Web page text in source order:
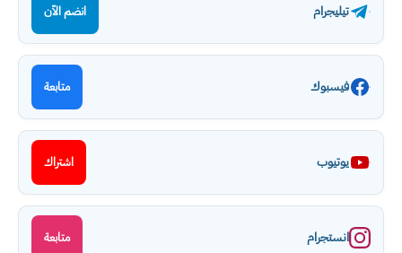
تيليجرام انضم الآن
فيسبوك متابعة
يوتيوب اشتراك
انستجرام متابعة